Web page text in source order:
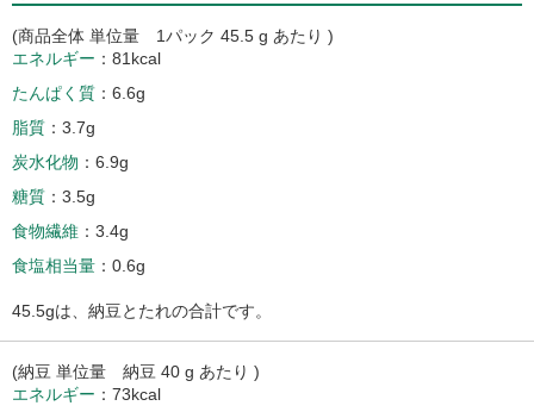
(商品全体 単位量 1パック 45.5 g あたり )
エネルギー
81kcal
たんぱく質
6.6g
脂質
3.7g
炭水化物
6.9g
糖質
3.5g
食物繊維
3.4g
食塩相当量
0.6g
45.5gは、納豆とたれの合計です。
(納豆 単位量 納豆 40 g あたり )
エネルギー
73kcal